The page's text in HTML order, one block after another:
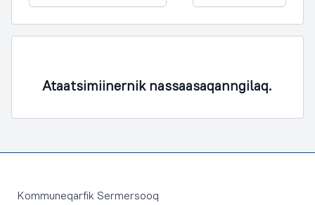
Ataatsimiinernik nassaasaqanngilaq.
Kommuneqarfik Sermersooq